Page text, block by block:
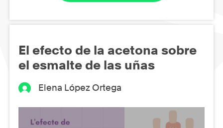
El efecto de la acetona sobre
el esmalte de las uñas
Elena López Ortega